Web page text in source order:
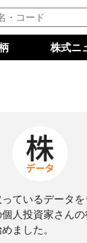
株式ニ
ているデータを
人投資家さん
ました。